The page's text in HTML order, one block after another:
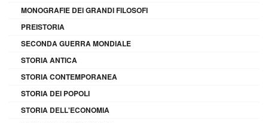
MONOGRAFIE DEI GRANDI FILOSOFI
PREISTORIA
SECONDA GUERRA MONDIALE
STORIA ANTICA
STORIA CONTEMPORANEA
STORIA DEI POPOLI
STORIA DELL'ECONOMIA